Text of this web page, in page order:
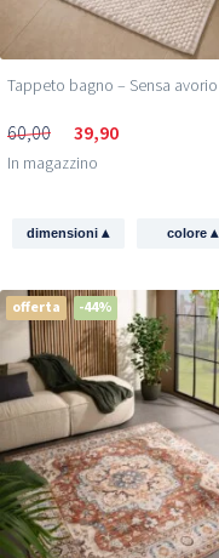
Tappeto bagno – Sensa avorio
60,00 39,90
In magazzino
dimensioni▴ colore ▴
offerta -44%